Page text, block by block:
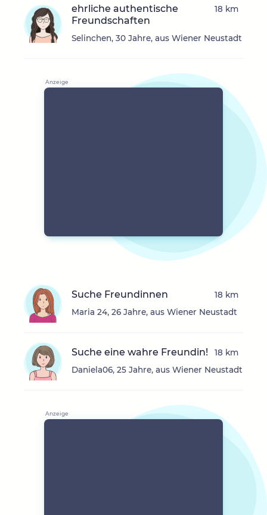
ehrliche authentische
Freundschaften
Selinchen, 30 Jahre, aus Wiener Neustadt
18 km
Suche Freundinnen
Maria 24, 26 Jahre, aus Wiener Neustadt
18 km
Suche eine wahre Freundin!
Daniela06, 25 Jahre, aus Wiener Neustadt
18 km